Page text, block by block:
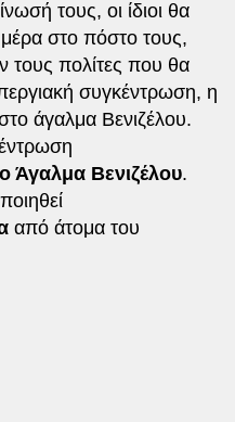
τους, οι ίδιοι θα
στο πόστο τους,
τους πολίτες που θα
συγκέντρωση, η
άγαλμα Βενιζέλου.
Άγαλμα Βενιζέλου.
από άτομα του